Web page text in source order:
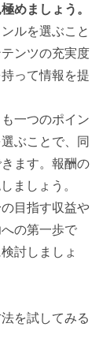
めましょう。
ルを選ぶこと
ンツの充実度
って情報を提
一つのポイン
ぶことで、同
ます。報酬の
ましょう。
目指す収益や
の第一歩で
討しましょ
を試してみる